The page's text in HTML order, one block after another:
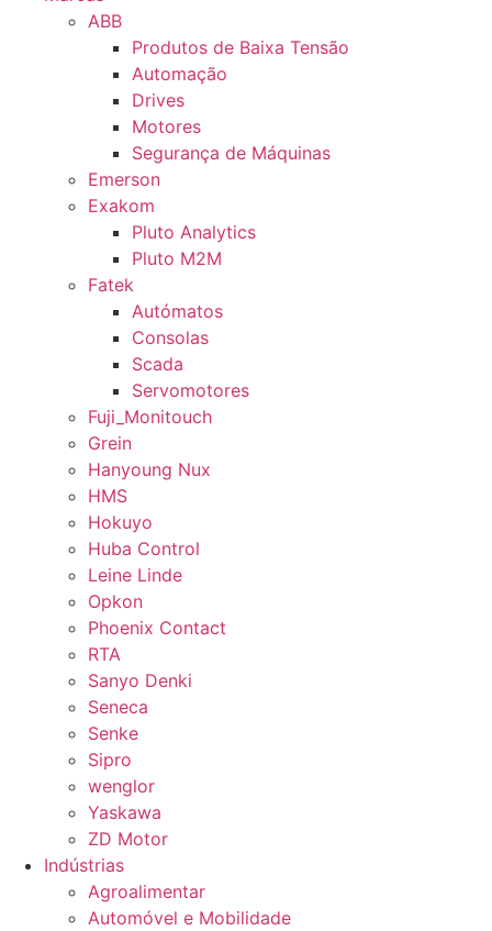
ABB
Produtos de Baixa Tensão
Automação
Drives
Motores
Segurança de Máquinas
Emerson
Exakom
Pluto Analytics
Pluto M2M
Fatek
Autómatos
Consolas
Scada
Servomotores
Fuji_Monitouch
Grein
Hanyoung Nux
HMS
Hokuyo
Huba Control
Leine Linde
Opkon
Phoenix Contact
RTA
Sanyo Denki
Seneca
Senke
Sipro
wenglor
Yaskawa
ZD Motor
Indústrias
Agroalimentar
Automóvel e Mobilidade